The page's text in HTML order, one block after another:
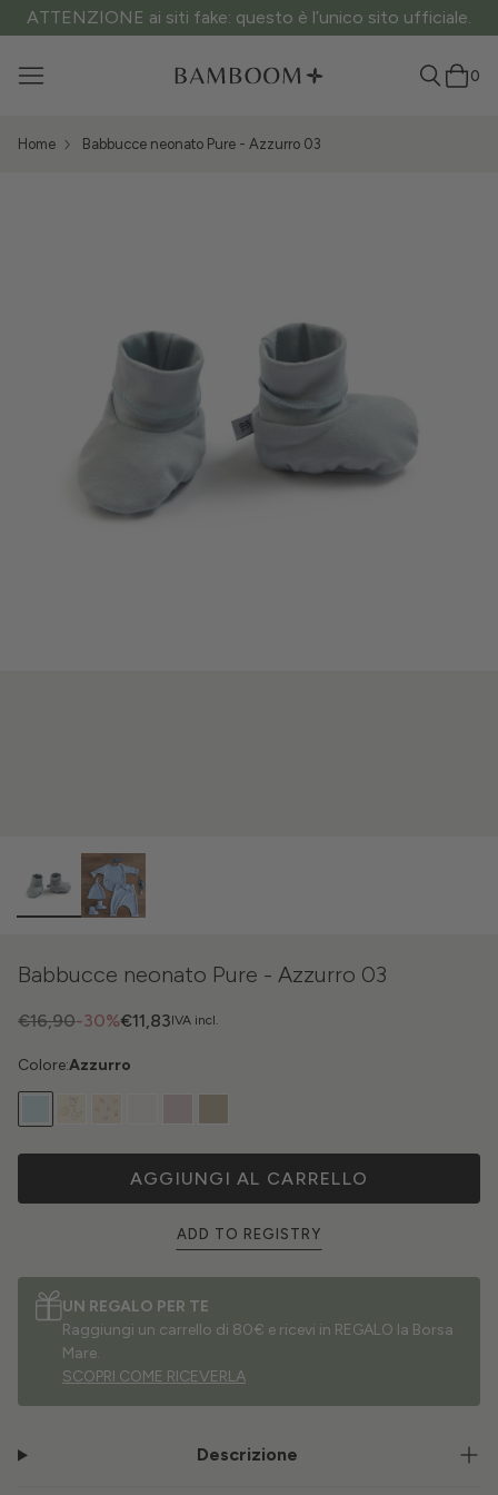
ATTENZIONE ai siti fake: questo è l’unico sito ufficiale.
0
Home Babbucce neonato Pure - Azzurro 03
Babbucce neonato Pure - Azzurro 03
IVA incl.
-30%
€16,90 €11,83
Colore:Azzurro
AGGIUNGI AL CARRELLO
ADD TO REGISTRY
UN REGALO PER TE
Raggiungi un carrello di 80€ e ricevi in REGALO la Borsa
Mare.
SCOPRI COME RICEVERLA
Descrizione